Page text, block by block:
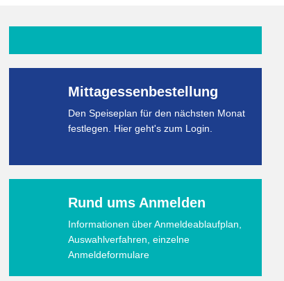
Mittagessenbestellung
Den Speiseplan für den nächsten Monat
festlegen. Hier geht's zum Login.
Rund ums Anmelden
Informationen über Anmeldeablaufplan,
Auswahlverfahren, einzelne
Anmeldeformulare